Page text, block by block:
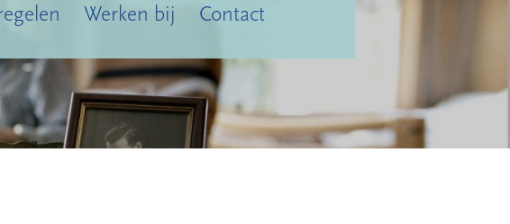
Werken bij Contact